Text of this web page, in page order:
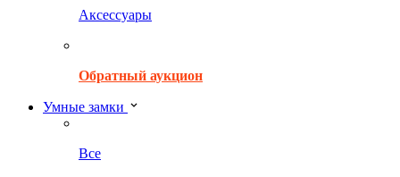
Аксессуары
Обратный аукцион
Умные замки
Все